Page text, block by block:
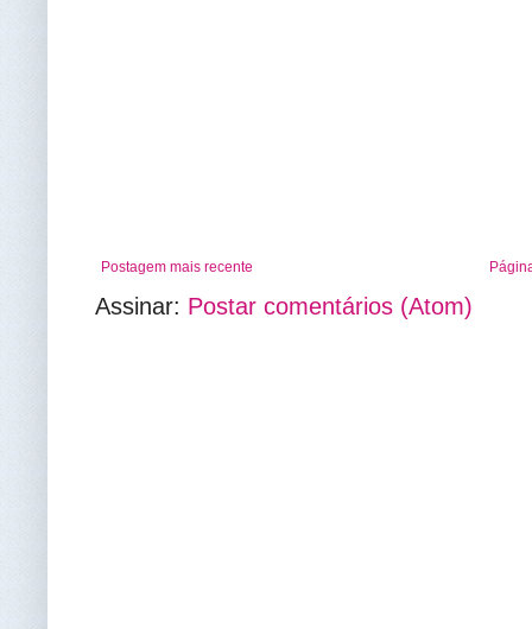
Postagem mais recente
Assinar: Postar comentários (Atom)